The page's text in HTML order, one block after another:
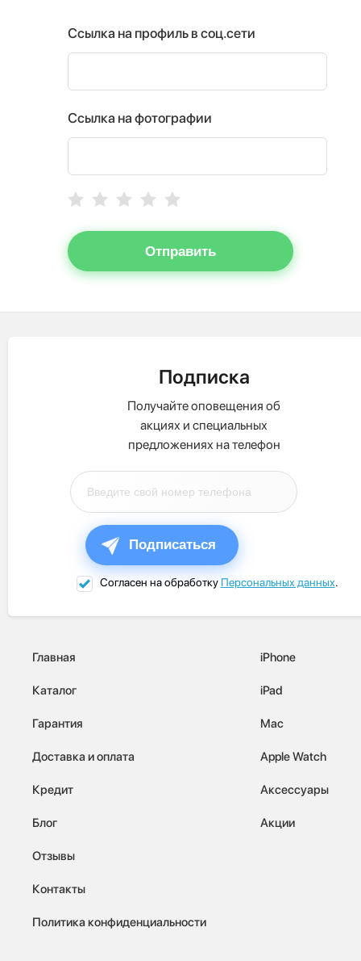
Ссылка на профиль в соц.сети
Ссылка на фотографии
Отправить
Подписка
Получайте оповещения об
акциях и специальных
предложениях на телефон
Подписаться
Согласен на обработку Персональных данных.
Главная
Каталог
Гарантия
Доставка и оплата
Кредит
Блог
Отзывы
Контакты
Политика конфиденциальности
iPhone
iPad
Mac
Apple Watch
Аксессуары
Акции